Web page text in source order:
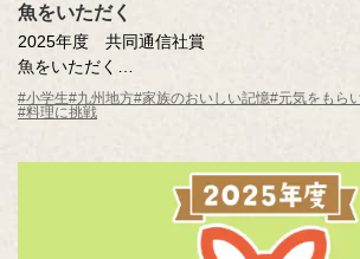
魚をいただく
2025年度 共同通信社賞
魚をいただく
赤瀬川 想太（鹿児島県 鹿児島市立伊敷台小
#小学生#九州地方#家族のおいしい記憶#元気をもら
#料理に挑戦